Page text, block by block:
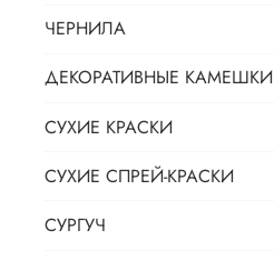
ЧЕРНИЛА
ДЕКОРАТИВНЫЕ КАМЕШКИ
СУХИЕ КРАСКИ
СУХИЕ СПРЕЙ-КРАСКИ
СУРГУЧ